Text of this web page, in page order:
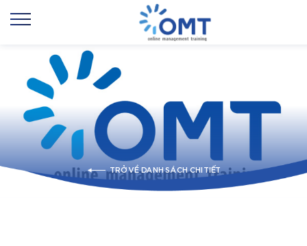
TRỞ VỀ DANH SÁCH CHI TIẾT